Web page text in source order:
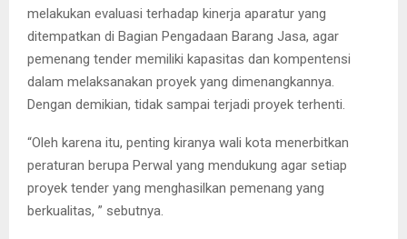
melakukan evaluasi terhadap kinerja aparatur yang
ditempatkan di Bagian Pengadaan Barang Jasa, agar
pemenang tender memiliki kapasitas dan kompentensi
dalam melaksanakan proyek yang dimenangkannya.
Dengan demikian, tidak sampai terjadi proyek terhenti.
“Oleh karena itu, penting kiranya wali kota menerbitkan
peraturan berupa Perwal yang mendukung agar setiap
proyek tender yang menghasilkan pemenang yang
berkualitas, ” sebutnya.